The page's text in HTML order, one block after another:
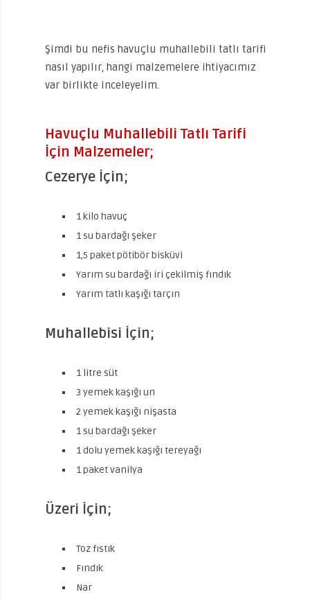
Şimdi bu nefis havuçlu muhallebili tatlı tarifi
nasıl yapılır, hangi malzemelere ihtiyacımız
var birlikte inceleyelim.
Havuçlu Muhallebili Tatlı Tarifi
İçin Malzemeler;
Cezerye İçin;
1 kilo havuç
1 su bardağı şeker
1,5 paket pötibör bisküvi
Yarım su bardağı iri çekilmiş fındık
Yarım tatlı kaşığı tarçın
Muhallebisi İçin;
1 litre süt
3 yemek kaşığı un
2 yemek kaşığı nişasta
1 su bardağı şeker
1 dolu yemek kaşığı tereyağı
1 paket vanilya
Üzeri İçin;
Toz fıstık
Fındık
Nar